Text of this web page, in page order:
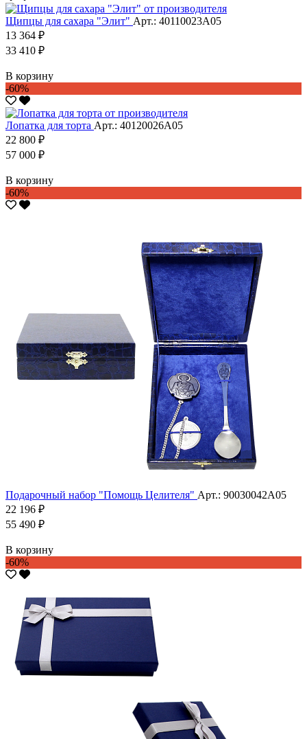
Щипцы для сахара "Элит" Арт.: 40110023А05
13 364 ₽
33 410 ₽
В корзину
-60%
Лопатка для торта Арт.: 40120026А05
22 800 ₽
57 000 ₽
В корзину
-60%
Подарочный набор "Помощь Целителя" Арт.: 90030042А05
22 196 ₽
55 490 ₽
В корзину
-60%